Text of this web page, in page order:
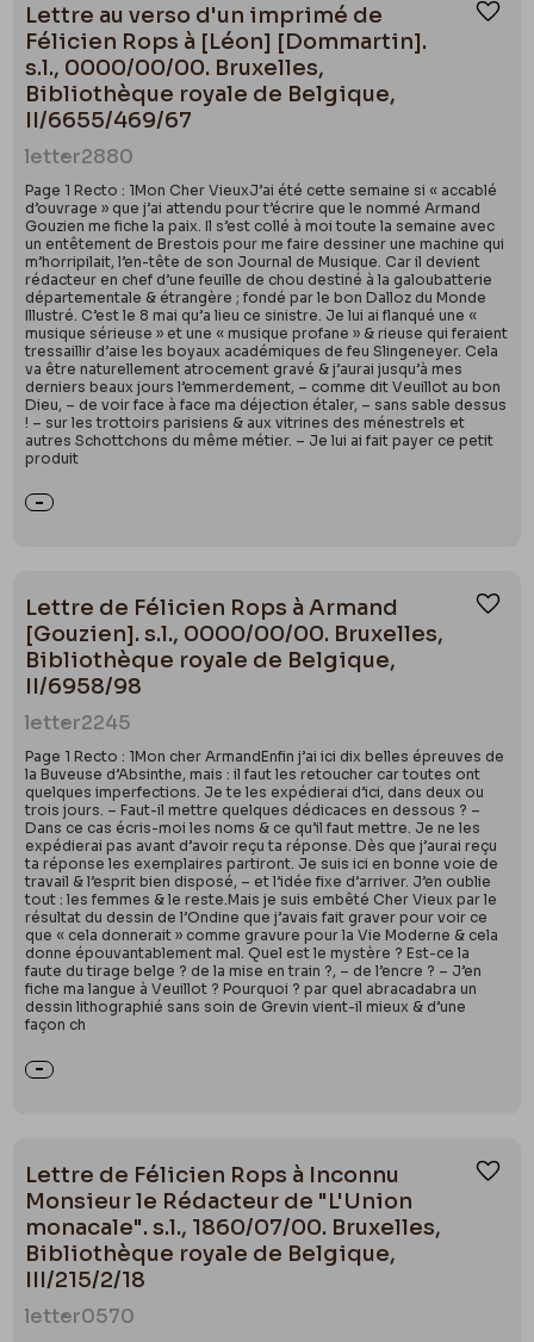
Lettre au verso d'un imprimé de
Félicien Rops à [Léon] [Dommartin].
s.l., 0000/00/00. Bruxelles,
Bibliothèque royale de Belgique,
II/6655/469/67
letter2880
Page 1 Recto : 1Mon Cher VieuxJ’ai été cette semaine si « accablé
d’ouvrage » que j’ai attendu pour t’écrire que le nommé Armand
Gouzien me fiche la paix. Il s’est collé à moi toute la semaine avec
un entêtement de Brestois pour me faire dessiner une machine qui
m’horripilait, l’en-tête de son Journal de Musique. Car il devient
rédacteur en chef d’une feuille de chou destiné à la galoubatterie
départementale & étrangère ; fondé par le bon Dalloz du Monde
Illustré. C’est le 8 mai qu’a lieu ce sinistre. Je lui ai flanqué une «
musique sérieuse » et une « musique profane » & rieuse qui feraient
tressaillir d’aise les boyaux académiques de feu Slingeneyer. Cela
va être naturellement atrocement gravé & j’aurai jusqu’à mes
derniers beaux jours l’emmerdement, – comme dit Veuillot au bon
Dieu, – de voir face à face ma déjection étaler, – sans sable dessus
! – sur les trottoirs parisiens & aux vitrines des ménestrels et
autres Schottchons du même métier. – Je lui ai fait payer ce petit
produit
Lettre de Félicien Rops à Armand
[Gouzien]. s.l., 0000/00/00. Bruxelles,
Bibliothèque royale de Belgique,
II/6958/98
letter2245
Page 1 Recto : 1Mon cher ArmandEnfin j’ai ici dix belles épreuves de
la Buveuse d’Absinthe, mais : il faut les retoucher car toutes ont
quelques imperfections. Je te les expédierai d’ici, dans deux ou
trois jours. – Faut-il mettre quelques dédicaces en dessous ? –
Dans ce cas écris-moi les noms & ce qu’il faut mettre. Je ne les
expédierai pas avant d’avoir reçu ta réponse. Dès que j’aurai reçu
ta réponse les exemplaires partiront. Je suis ici en bonne voie de
travail & l’esprit bien disposé, – et l’idée fixe d’arriver. J’en oublie
tout : les femmes & le reste.Mais je suis embêté Cher Vieux par le
résultat du dessin de l’Ondine que j’avais fait graver pour voir ce
que « cela donnerait » comme gravure pour la Vie Moderne & cela
donne épouvantablement mal. Quel est le mystère ? Est-ce la
faute du tirage belge ? de la mise en train ?, – de l’encre ? – J’en
fiche ma langue à Veuillot ? Pourquoi ? par quel abracadabra un
dessin lithographié sans soin de Grevin vient-il mieux & d’une
façon ch
Lettre de Félicien Rops à Inconnu
Monsieur le Rédacteur de "L'Union
monacale". s.l., 1860/07/00. Bruxelles,
Bibliothèque royale de Belgique,
III/215/2/18
letter0570